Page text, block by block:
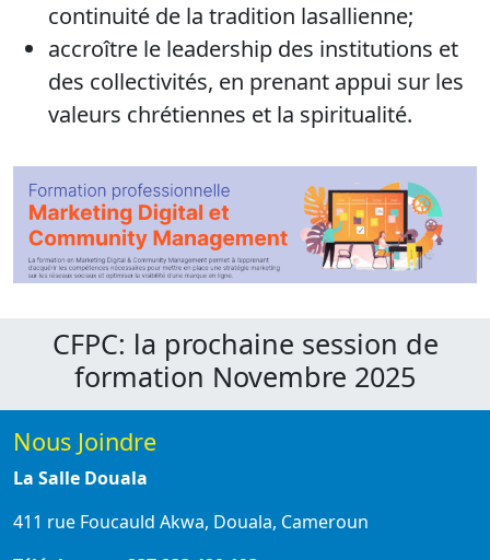
continuité de la tradition lasallienne;
accroître le leadership des institutions et
des collectivités, en prenant appui sur les
valeurs chrétiennes et la spiritualité.
CFPC: la prochaine session de
formation Novembre 2025
Nous Joindre
La Salle Douala
411 rue Foucauld Akwa, Douala, Cameroun